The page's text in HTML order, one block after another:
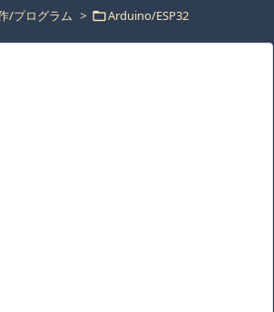

/プログラム > Arduino/ESP32